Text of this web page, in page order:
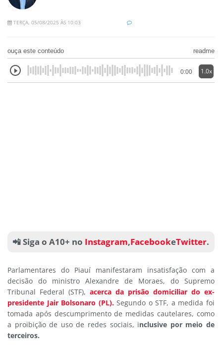
TERÇA, 05/08/2025 ÀS 10:03
ouça este conteúdo readme
0:00 1.0x
📲 Siga o A10+ no Instagram,FacebookeTwitter.
Parlamentares do Piauí manifestaram insatisfação com a
decisão do ministro Alexandre de Moraes, do Supremo
Tribunal Federal (STF), acerca da prisão domiciliar do ex-
presidente Jair Bolsonaro (PL).Segundo o STF, a medida foi
tomada após descumprimento de medidas cautelares, como
a proibição de uso de redes sociais, inclusive por meio de
terceiros.